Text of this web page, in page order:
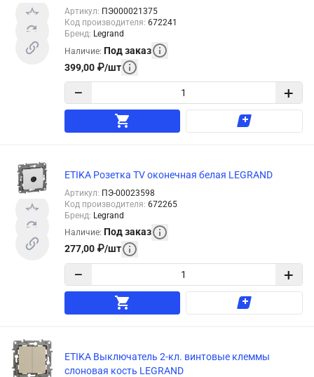
Артикул: ПЭ000021375
Код производителя: 672241
Бренд: Legrand
Наличие: Под заказ
399,00 ₽/шт
− +
ETIKA Розетка TV оконечная белая LEGRAND
Артикул: ПЭ-00023598
Код производителя: 672265
Бренд: Legrand
Наличие: Под заказ
277,00 ₽/шт
− +
ETIKA Выключатель 2-кл. винтовые клеммы
слоновая кость LEGRAND